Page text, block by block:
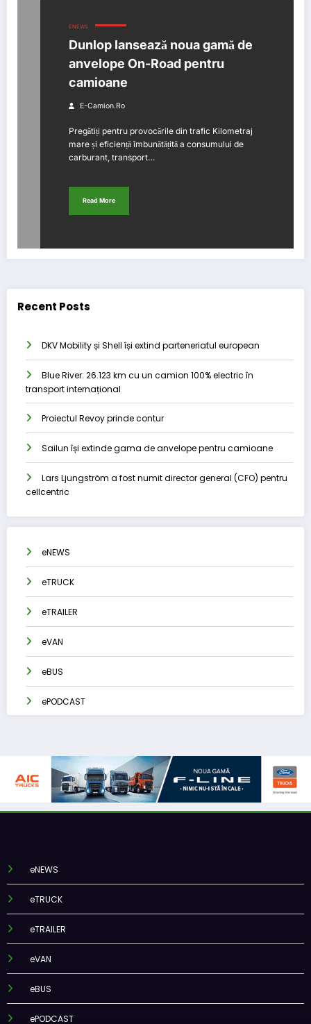
ENEWS
Dunlop lansează noua gamă de
anvelope On-Road pentru
camioane
E-Camion.ro
Pregătiți pentru provocările din trafic Kilometraj
mare și eficiență îmbunătățită a consumului de
carburant, transport…
Read More
Recent Posts
DKV Mobility și Shell își extind parteneriatul european
Blue River: 26.123 km cu un camion 100% electric în
transport internațional
Proiectul Revoy prinde contur
Sailun își extinde gama de anvelope pentru camioane
Lars Ljungström a fost numit director general (CFO) pentru
cellcentric
eNEWS
eTRUCK
eTRAILER
eVAN
eBUS
ePODCAST
eNEWS
eTRUCK
eTRAILER
eVAN
eBUS
ePODCAST